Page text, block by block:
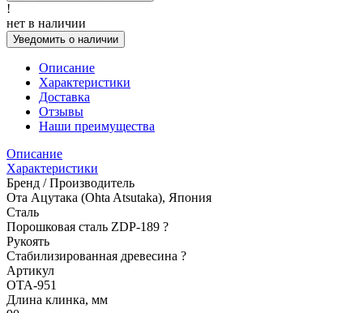
!
нет в наличии
Уведомить о наличии
Описание
Характеристики
Доставка
Отзывы
Наши преимущества
Описание
Характеристики
Бренд / Производитель
Ота Ацутака (Ohta Atsutaka), Япония
Сталь
Порошковая сталь ZDP-189 ?
Рукоять
Стабилизированная древесина ?
Артикул
OTA-951
Длина клинка, мм